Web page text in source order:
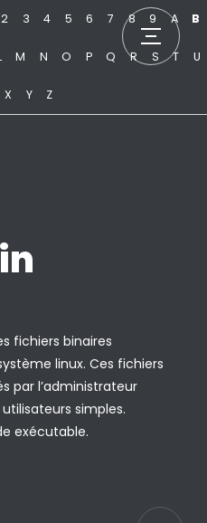
2 3 4 5 6 7 8 9 A B
M N O P Q R S T U
X Y Z
fichiers binaires
linux. Ces fichiers
par l’administrateur
simples.
exécutable.